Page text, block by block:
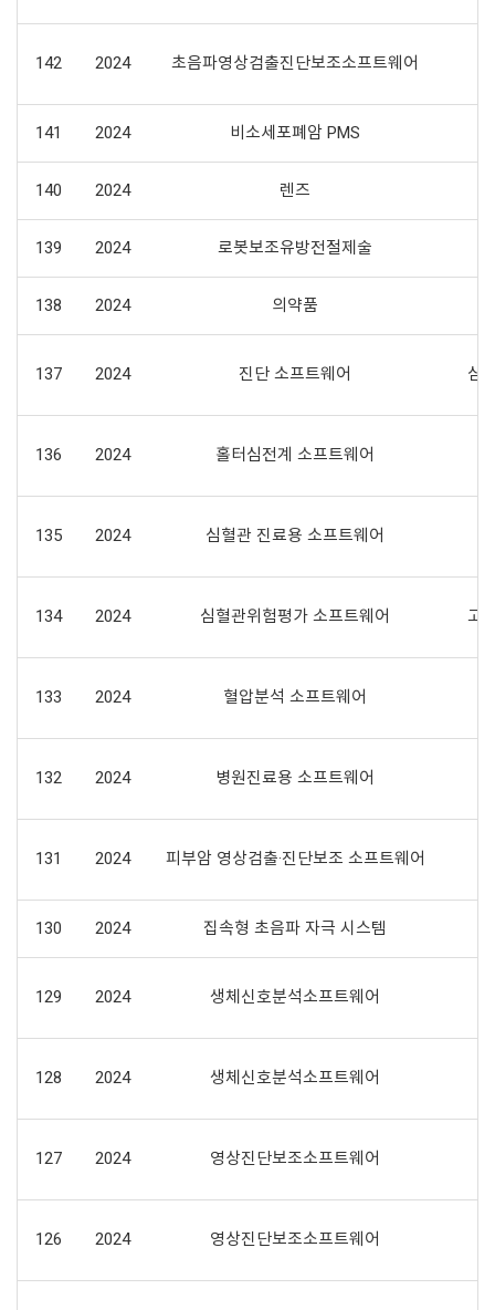
142 2024 초음파영상검출진단보조소프트웨어
141 2024 비소세포폐암 PMS
140 2024 렌즈
139 2024 로봇보조유방전절제술
138 2024 의약품
137 2024 진단 소프트웨어 심
136 2024 홀터심전계 소프트웨어
135 2024 심혈관 진료용 소프트웨어
134 2024 심혈관위험평가 소프트웨어 고
133 2024 혈압분석 소프트웨어
132 2024 병원진료용 소프트웨어
131 2024 피부암 영상검출·진단보조 소프트웨어
130 2024 집속형 초음파 자극 시스템
129 2024 생체신호분석소프트웨어
128 2024 생체신호분석소프트웨어
127 2024 영상진단보조소프트웨어
126 2024 영상진단보조소프트웨어